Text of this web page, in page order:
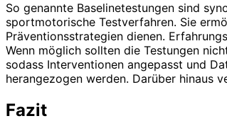
So genannte Baselinetestungen sind
sportmotorische Testverfahren. Sie
Präventionsstrategien dienen.
Wenn möglich sollten die Testungen
sodass Interventionen angepasst und
herangezogen werden. Darüber hinaus
Fazit